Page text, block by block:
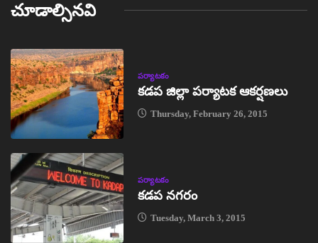
చూడాల్సినవి
పర్యాటకం
కడప జిల్లా పర్యాటక ఆకర్షణలు
Thursday, February 26, 2015
పర్యాటకం
కడప నగరం
Tuesday, March 3, 2015